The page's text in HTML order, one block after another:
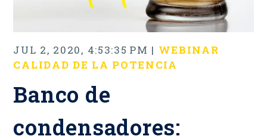
JUL 2, 2020, 4:53:35 PM | WEBINAR
CALIDAD DE LA POTENCIA
Banco de
condensadores: